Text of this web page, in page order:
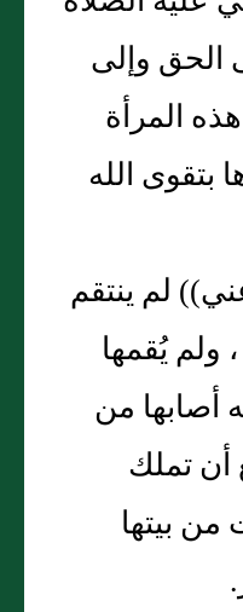
الحق وإلى
المرأة
بتقوى الله
لم ينتقم
ولم يُقمها
أصابها من
أن تملك
بيتها